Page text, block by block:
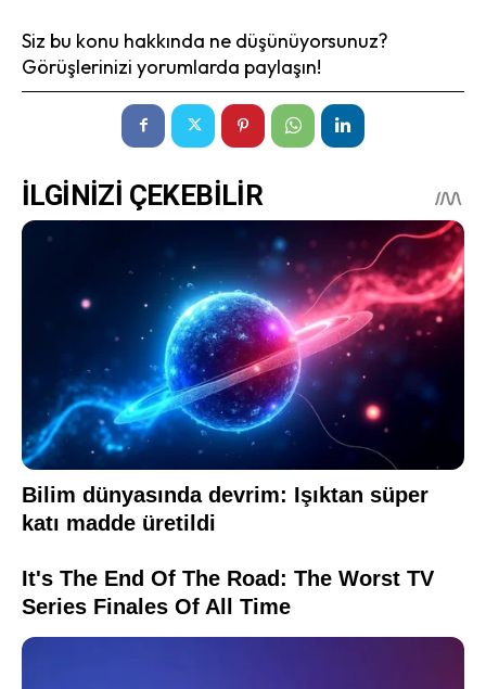
Siz bu konu hakkında ne düşünüyorsunuz?
Görüşlerinizi yorumlarda paylaşın!